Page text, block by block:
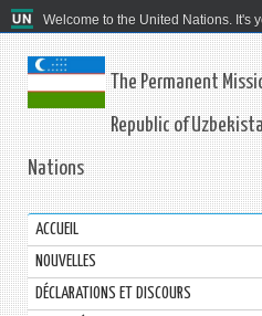
Welcome to the United Nations. It's
The Permanent
Republic of
Nations
ACCUEIL
NOUVELLES
DÉCLARATIONS ET DISCOURS